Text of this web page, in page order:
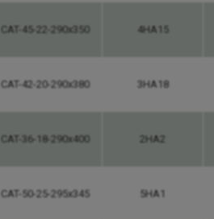
CAT-45-22-290x350 4HA15
CAT-42-20-290x380 3HA18
CAT-36-18-290x400 2HA2
CAT-50-25-295x345 5HA1